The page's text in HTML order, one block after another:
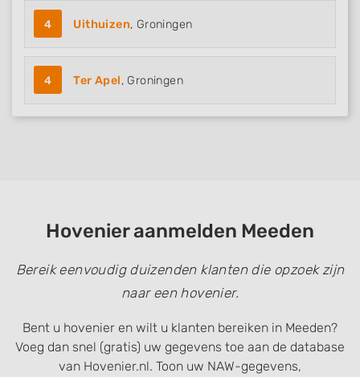
4 Uithuizen, Groningen
4 Ter Apel, Groningen
Hovenier aanmelden Meeden
Bereik eenvoudig duizenden klanten die opzoek zijn
naar een hovenier.
Bent u hovenier en wilt u klanten bereiken in Meeden?
Voeg dan snel (gratis) uw gegevens toe aan de database
van Hovenier.nl. Toon uw NAW-gegevens,